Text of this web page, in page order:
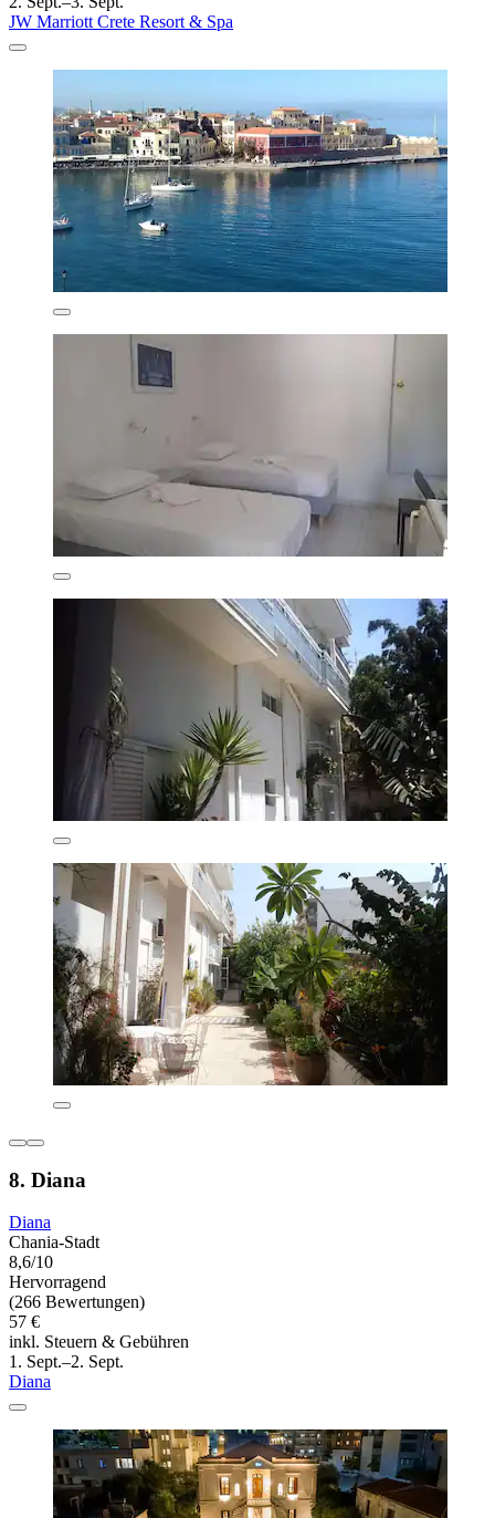
JW Marriott Crete Resort & Spa
8. Diana
Diana
Chania-Stadt
8,6/10
Hervorragend
(266 Bewertungen)
57 €
inkl. Steuern & Gebühren
1. Sept.–2. Sept.
Diana